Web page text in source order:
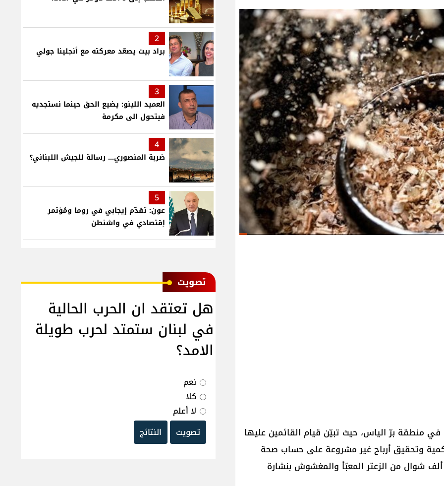
برّ الياس، حيث تبيّن قيام القائمين عليها
وتحقيق أرباح غير مشروعة على حساب صحة
شوال من الزعتر المعبّأ والمغشوش بنشارة
2
براد بيت يصعّد معركته مع أنجلينا جولي
3
العميد اللينو: يضيع الحق حينما نستجديه
فيتحول الى مكرمة
4
ضربة المنصوري... رسالة للجيش اللبناني؟
5
عون: تقدّم إيجابي في روما ومُؤتمر
إقتصادي في واشنطن
ﺗﺼﻮﻳﺖ
هل تعتقد ان الحرب الحالية
في لبنان ستمتد لحرب طويلة
الامد؟
نعم
كلا
لا أعلم
تصويت
النتائج